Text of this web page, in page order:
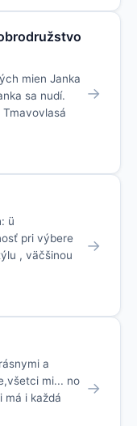
mien Janka
sa nudí.
→
ü
pri výbere
, väčšinou
→
a
mi... no
má i každá
→